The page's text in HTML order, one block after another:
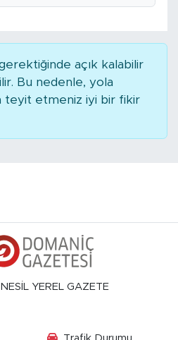
açık kalabilir
Bu nedenle, yola
teyit etmeniz iyi bir fikir
YEREL GAZETE